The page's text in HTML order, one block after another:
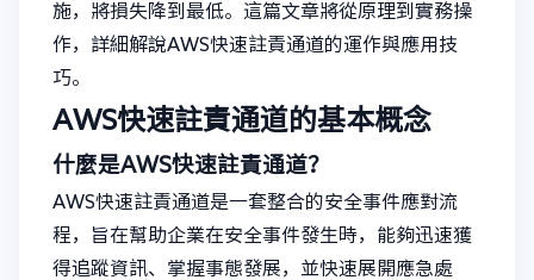
施，將損失降到最低。這篇文章將從原理到實務操
作，詳細解說AWS快速註責通道的運作與應用技
巧。
AWS快速註責通道的基本概念
什麼是AWS快速註責通道？
AWS快速註責通道是一套整合的安全事件應對流
程，旨在幫助企業在安全事件發生時，能夠迅速獲
得追蹤資訊、掌握事態發展，並快速展開應急處